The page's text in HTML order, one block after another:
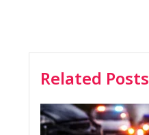
Related Posts